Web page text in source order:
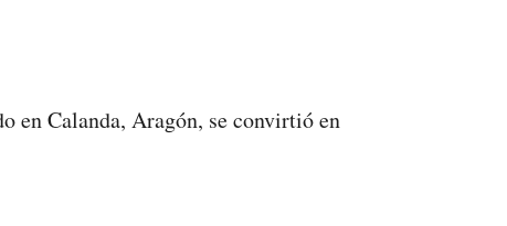
en Calanda, Aragón, se convirtió en